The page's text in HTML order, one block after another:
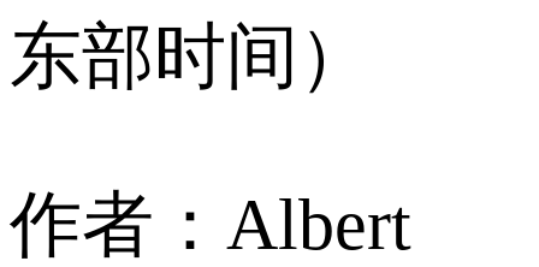
东部时间）
作者：Albert